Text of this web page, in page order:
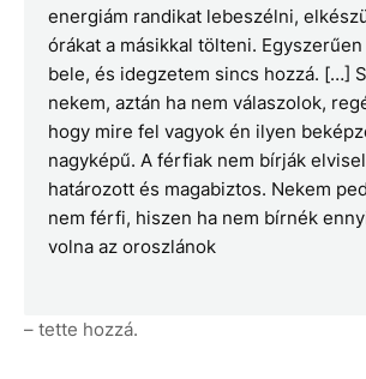
energiám randikat lebeszélni,
órákat a másikkal tölteni.
bele, és idegzetem sincs hozzá. […]
nekem, aztán ha nem válaszolok,
hogy mire fel vagyok én ilyen
nagyképű. A férfiak nem bírják
határozott és magabiztos. Nekem
nem férfi, hiszen ha nem bírnék
volna az oroszlánok
– tette hozzá.